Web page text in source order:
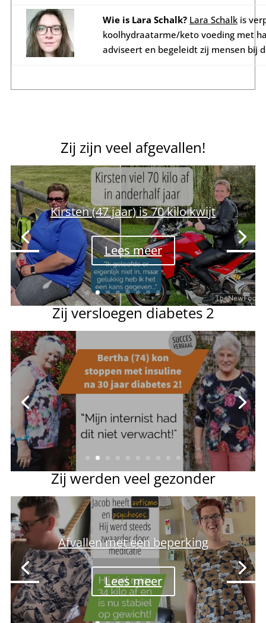
Wie is Lara Schalk? Lara Schalkis
koolhydraatarme/keto voeding met
adviseert en begeleidt zij mensen bij
Zij zijn veel afgevallen!
Kirsten (47 jaar) is 70 kilo kwijt
Lees meer
Zij versloegen diabetes 2
Bertha (74): na 30 jaar
insulinevrij
Lees meer
Zij werden veel gezonder
Afvallen met een beperking
Lees meer